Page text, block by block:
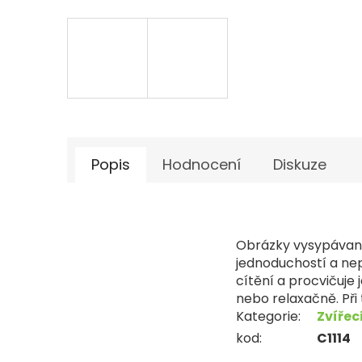
Popis Hodnocení Diskuze
Obrázky
jednoduchostí a
cítění a procvičuje
nebo relaxačně.
Kategorie:
kod: C1114